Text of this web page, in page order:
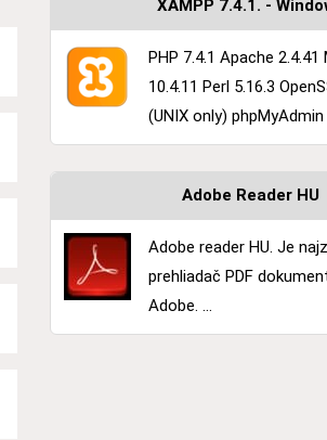
XAMPP 7.4.1. -
PHP 7.4.1 Apache 2.4.41
10.4.11 Perl 5.16.3
(UNIX only) phpMyAdmin
Adobe Reader HU
Adobe reader HU. Je
prehliadač PDF
Adobe. ...